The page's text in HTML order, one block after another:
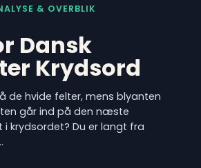
& OVERBLIK
Dansk
Krydsord
de hvide felter, mens blyanten
går ind på den næste
krydsordet? Du er langt fra